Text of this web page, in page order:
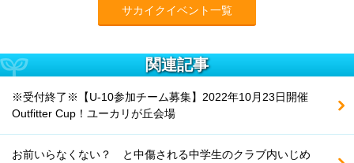
サカイクイベント一覧
関連記事
※受付終了※【U-10参加チーム募集】2022年10月23日開催
Outfitter Cup！ユーカリが丘会場
お前いらなくない？ と中傷される中学生のクラブ内いじめ